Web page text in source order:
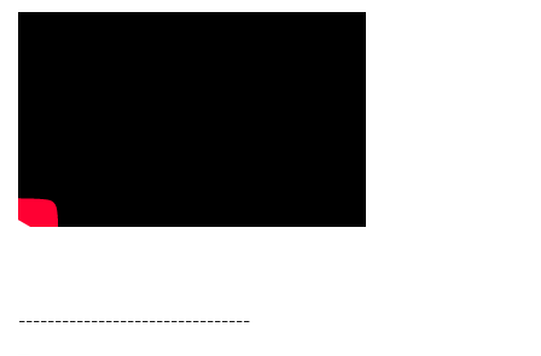
--------------------------------